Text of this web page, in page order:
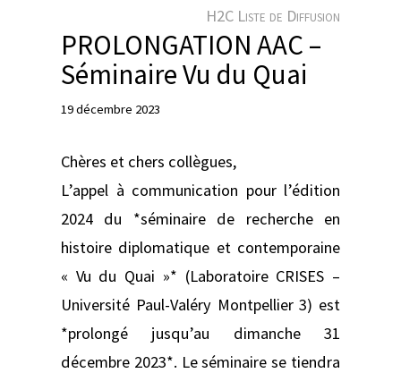
r
H2C Liste de Diffusion
PROLONGATION AAC –
Séminaire Vu du Quai
19 décembre 2023
Chères et chers collègues,
L’appel à communication pour l’édition
2024 du *séminaire de recherche en
histoire diplomatique et contemporaine
« Vu du Quai »* (Laboratoire CRISES –
Université Paul-Valéry Montpellier 3) est
*prolongé jusqu’au dimanche 31
décembre 2023*. Le séminaire se tiendra